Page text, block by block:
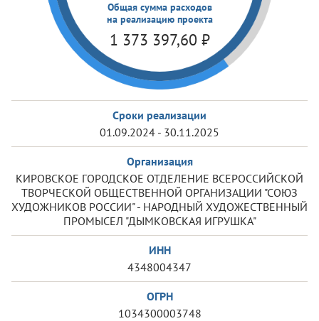
Общая сумма расходов
на реализацию проекта
1 373 397,60 ₽
Сроки реализации
01.09.2024 - 30.11.2025
Организация
КИРОВСКОЕ ГОРОДСКОЕ ОТДЕЛЕНИЕ ВСЕРОССИЙСКОЙ
ТВОРЧЕСКОЙ ОБЩЕСТВЕННОЙ ОРГАНИЗАЦИИ "СОЮЗ
ХУДОЖНИКОВ РОССИИ" - НАРОДНЫЙ ХУДОЖЕСТВЕННЫЙ
ПРОМЫСЕЛ "ДЫМКОВСКАЯ ИГРУШКА"
ИНН
4348004347
ОГРН
1034300003748